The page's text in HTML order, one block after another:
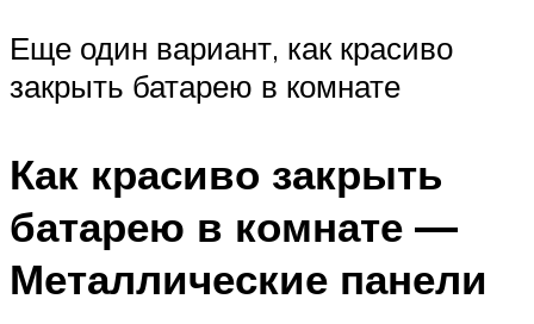
Еще один вариант, как красиво
закрыть батарею в комнате
Как красиво закрыть
батарею в комнате —
Металлические панели